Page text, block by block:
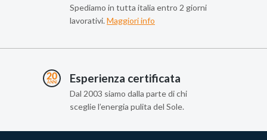
Spediamo in tutta italia entro 2 giorni
lavorativi. Maggiori info
Esperienza certificata
Dal 2003 siamo dalla parte di chi
sceglie l’energia pulita del Sole.